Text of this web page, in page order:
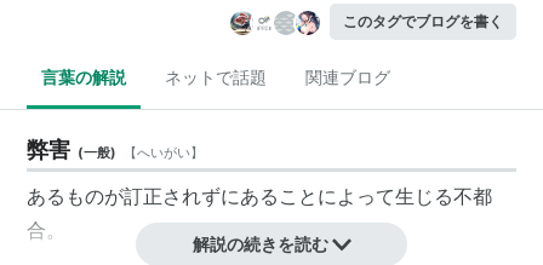
このタグでブログを書く
言葉の解説 ネットで話題 関連ブログ
弊害 (一般) 【へいがい】
あるものが訂正されずにあることによって生じる不都
合。
解説の続きを読む